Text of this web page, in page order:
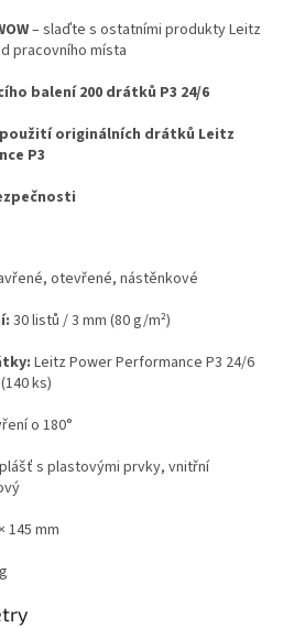
– slaďte s ostatními produkty Leitz
pracovního místa
balení 200 drátků P3 24/6
originálních drátků Leitz
P3
otevřené, nástěnkové
30 listů / 3 mm (80 g/m²)
Leitz Power Performance P3 24/6
ks)
o 180°
s plastovými prvky, vnitřní
145 mm